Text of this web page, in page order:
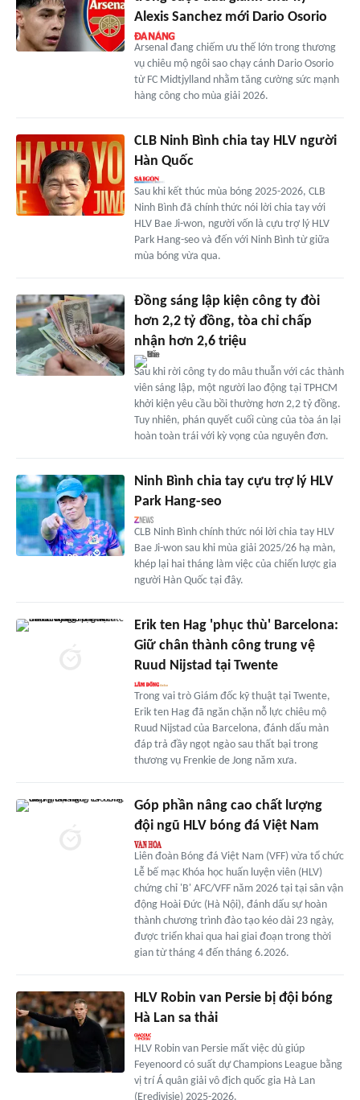
Alexis Sanchez mới Dario Osorio
Arsenal đang chiếm ưu thế lớn trong thương
vụ chiêu mộ ngôi sao chạy cánh Dario Osorio
từ FC Midtjylland nhằm tăng cường sức mạnh
hàng công cho mùa giải 2026.
CLB Ninh Bình chia tay HLV người
Hàn Quốc
Sau khi kết thúc mùa bóng 2025-2026, CLB
Ninh Bình đã chính thức nói lời chia tay với
HLV Bae Ji-won, người vốn là cựu trợ lý HLV
Park Hang-seo và đến với Ninh Bình từ giữa
mùa bóng vừa qua.
Đồng sáng lập kiện công ty đòi
hơn 2,2 tỷ đồng, tòa chỉ chấp
nhận hơn 2,6 triệu
Sau khi rời công ty do mâu thuẫn với các thành
viên sáng lập, một người lao động tại TPHCM
khởi kiện yêu cầu bồi thường hơn 2,2 tỷ đồng.
Tuy nhiên, phán quyết cuối cùng của tòa án lại
hoàn toàn trái với kỳ vọng của nguyên đơn.
Ninh Bình chia tay cựu trợ lý HLV
Park Hang-seo
CLB Ninh Bình chính thức nói lời chia tay HLV
Bae Ji-won sau khi mùa giải 2025/26 hạ màn,
khép lại hai tháng làm việc của chiến lược gia
người Hàn Quốc tại đây.
Erik ten Hag 'phục thù' Barcelona:
Giữ chân thành công trung vệ
Ruud Nijstad tại Twente
Trong vai trò Giám đốc kỹ thuật tại Twente,
Erik ten Hag đã ngăn chặn nỗ lực chiêu mộ
Ruud Nijstad của Barcelona, đánh dấu màn
đáp trả đầy ngọt ngào sau thất bại trong
thương vụ Frenkie de Jong năm xưa.
Góp phần nâng cao chất lượng
đội ngũ HLV bóng đá Việt Nam
Liên đoàn Bóng đá Việt Nam (VFF) vừa tổ chức
Lễ bế mạc Khóa học huấn luyện viên (HLV)
chứng chỉ 'B' AFC/VFF năm 2026 tại tại sân vận
động Hoài Đức (Hà Nội), đánh dấu sự hoàn
thành chương trình đào tạo kéo dài 23 ngày,
được triển khai qua hai giai đoạn trong thời
gian từ tháng 4 đến tháng 6.2026.
HLV Robin van Persie bị đội bóng
Hà Lan sa thải
HLV Robin van Persie mất việc dù giúp
Feyenoord có suất dự Champions League bằng
vị trí Á quân giải vô địch quốc gia Hà Lan
(Eredivisie) 2025-2026.